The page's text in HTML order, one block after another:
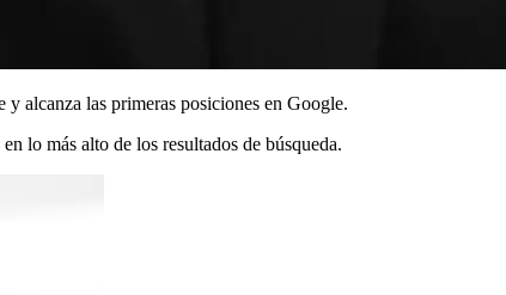
alcanza las primeras posiciones en Google.
lo más alto de los resultados de búsqueda.